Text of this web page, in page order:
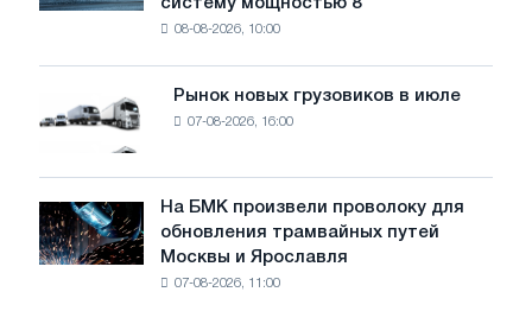
безопасности
устанавливает
фотоэлектрическую
достижения
целей
обезуглероживания
08-08-2026, 10:00
Рынок
новых
грузовиков
в
июле
Рынок новых грузовиков в июле
07-08-2026, 16:00
На
БМК
произвели
На БМК произвели проволоку для
обновления трамвайных путей
Москвы и Ярославля
07-08-2026, 11:00